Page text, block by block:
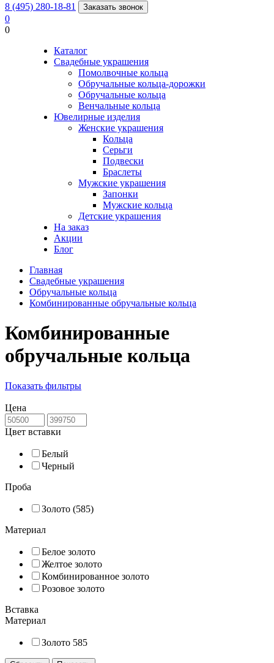
8 (495) 280-18-81 Заказать звонок
0
0
Каталог
Свадебные украшения
Помолвочные кольца
Обручальные кольца-дорожки
Обручальные кольца
Венчальные кольца
Ювелирные изделия
Женские украшения
Кольца
Серьги
Подвески
Браслеты
Мужские украшения
Запонки
Мужские кольца
Детские украшения
На заказ
Акции
Блог
Главная
Свадебные украшения
Обручальные кольца
Комбинированные обручальные кольца
Комбинированные
обручальные кольца
Показать фильтры
Цена
Цвет вставки
Белый
Черный
Проба
Золото (585)
Материал
Белое золото
Желтое золото
Комбинированное золото
Розовое золото
Вставка
Материал
Золото 585